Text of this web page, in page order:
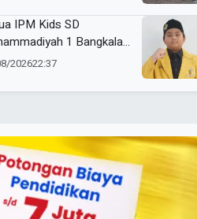
IPM Kids SD
1 Bangkalan
Gold Medal ME Award
202622:37